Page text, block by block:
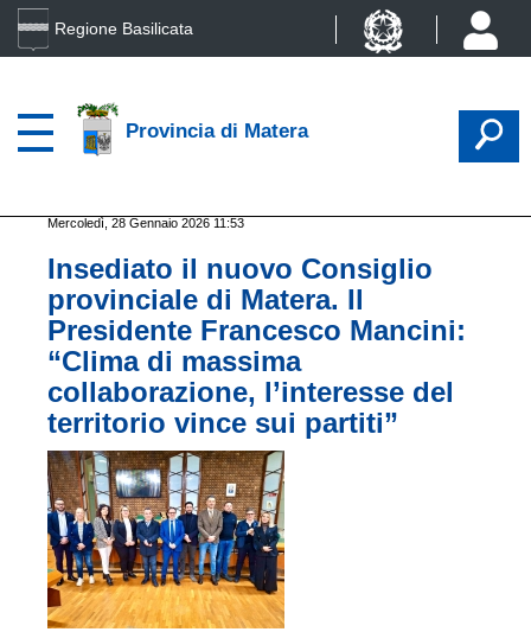
Regione Basilicata
Provincia di Matera
Mercoledì, 28 Gennaio 2026 11:53
Insediato il nuovo Consiglio
provinciale di Matera. Il
Presidente Francesco Mancini:
“Clima di massima
collaborazione, l’interesse del
territorio vince sui partiti”